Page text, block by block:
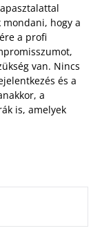
hogy a
a profi
van. Nincs
és a
a
is, amelyek